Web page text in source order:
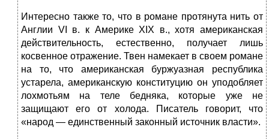
Интересно также то, что в романе протянута нить от
Англии VI в. к Америке XIX в., хотя американская
действительность, естественно, получает лишь
косвенное отражение. Твен намекает в своем романе
на то, что американская буржуазная республика
устарела, американскую конституцию он уподобляет
лохмотьям на теле бедняка, которые уже не
защищают его от холода. Писатель говорит, что
«народ — единственный законный источник власти».